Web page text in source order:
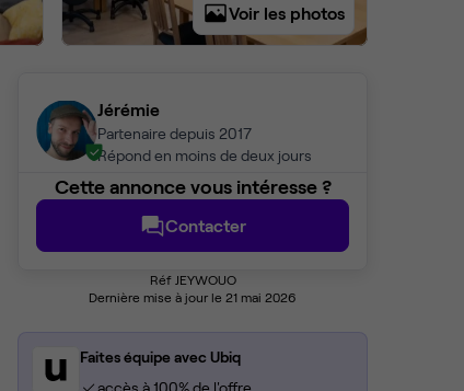
Voir les photos
Jérémie
Partenaire depuis 2017
Répond en moins de deux jours
Cette annonce vous intéresse ?
Contacter
Réf JEYWOUO
Dernière mise à jour le 21 mai 2026
Faites équipe avec Ubiq